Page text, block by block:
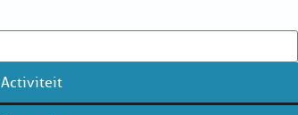
Activiteit